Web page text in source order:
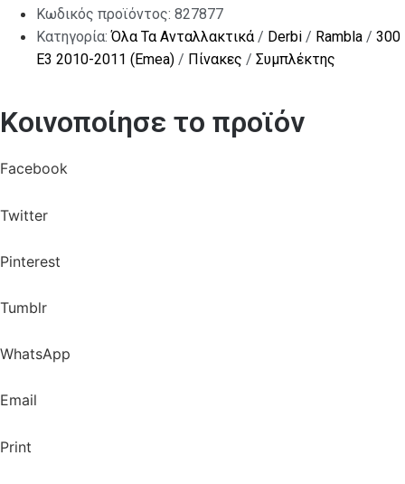
Κωδικός προϊόντος: 827877
Κατηγορία:Όλα Τα Ανταλλακτικά/ Derbi / Rambla / 300
E3 2010-2011 (Emea) / Πίνακες / Συμπλέκτης
Κοινοποίησε το προϊόν
Facebook
Twitter
Pinterest
Tumblr
WhatsApp
Email
Print